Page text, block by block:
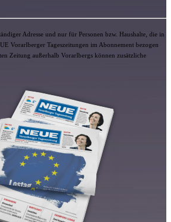
Adresse und nur für Personen bzw. Haushalte, die in
Vorarlberger Tageszeitungen im Abonnement bezogen
Zeitung außerhalb Vorarlbergs können zusätzliche